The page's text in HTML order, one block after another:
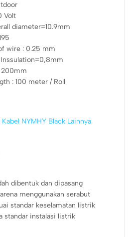
Volt
diameter=10.9mm
wire : 0.25 mm
200mm
: 100 meter / Roll
Kabel NYMHY Black Lainnya.
dibentuk dan dipasang
menggunakan serabut
standar keselamatan listrik
standar instalasi listrik